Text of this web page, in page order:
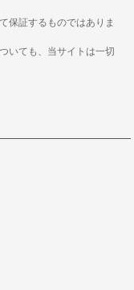
保証するものではありま
いても、当サイトは一切